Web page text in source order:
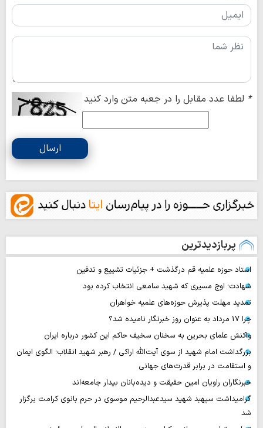
* لطفا عدد مقابل را در جعبه متن وارد کنید
ارسال
پربازدیدترین
استاد حوزه علمیه قم درگذشت + جزئیات تشییع و تدفین
شهادت؛ اوج مسیری که شهید سامعی انتخاب کرده بود
تمدید مهلت پذیرش حوزه‌های علمیه خواهران
چرا 17 مرداد به عنوان روز خبرنگار نامیده شد؟
واکنش علمای بحرین به سخنان سخیف حاکم این کشور درباره ایران
بزرگداشت امام شهید از سوی آیت‌الله اراکی / رهبر شهید انقلاب؛ الگوی ایمان
و استقامت در برابر قدرت‌های جهانی
خبرنگاران راویان امین حقیقت و دیده‌بانان بیدار جامعه‌اند
گرامیداشت سپهبد شهید سیدعبدالرحیم موسوی در حرم بانوی کرامت برگزار
شد